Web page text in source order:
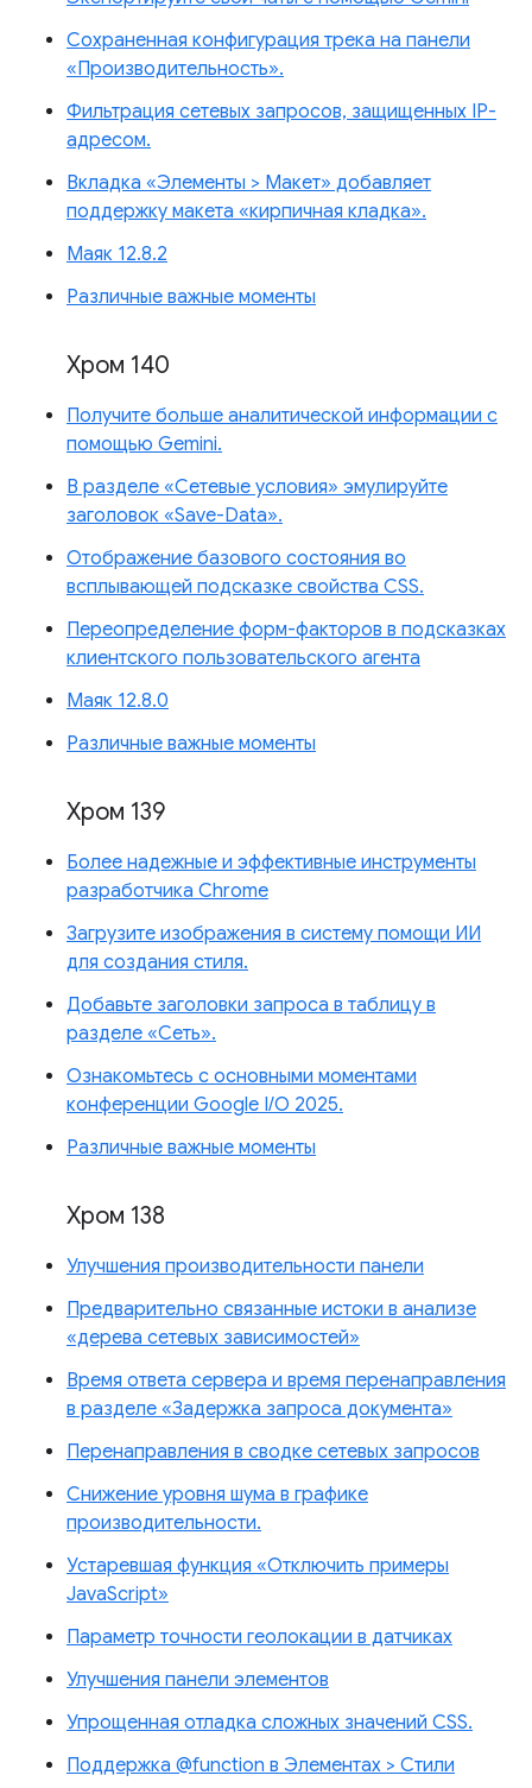
Сохраненная конфигурация трека на панели
«Производительность».
Фильтрация сетевых запросов, защищенных IP-
адресом.
Вкладка «Элементы > Макет» добавляет
поддержку макета «кирпичная кладка».
Маяк 12.8.2
Различные важные моменты
Хром 140
Получите больше аналитической информации с
помощью Gemini.
В разделе «Сетевые условия» эмулируйте
заголовок «Save-Data».
Отображение базового состояния во
всплывающей подсказке свойства CSS.
Переопределение форм-факторов в подсказках
клиентского пользовательского агента
Маяк 12.8.0
Различные важные моменты
Хром 139
Более надежные и эффективные инструменты
разработчика Chrome
Загрузите изображения в систему помощи ИИ
для создания стиля.
Добавьте заголовки запроса в таблицу в
разделе «Сеть».
Ознакомьтесь с основными моментами
конференции Google I/O 2025.
Различные важные моменты
Хром 138
Улучшения производительности панели
Предварительно связанные истоки в анализе
«дерева сетевых зависимостей»
Время ответа сервера и время перенаправления
в разделе «Задержка запроса документа»
Перенаправления в сводке сетевых запросов
Снижение уровня шума в графике
производительности.
Устаревшая функция «Отключить примеры
JavaScript»
Параметр точности геолокации в датчиках
Улучшения панели элементов
Упрощенная отладка сложных значений CSS.
Поддержка @function в Элементах > Стили